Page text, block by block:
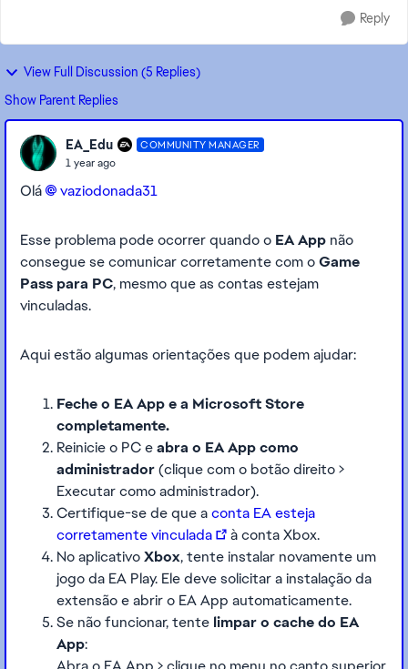
Reply
View Full Discussion (5 Replies)
Show Parent Replies
EA_Edu COMMUNITY MANAGER
1 year ago
Olá vaziodonada31​
Esse problema pode ocorrer quando o EA App não
consegue se comunicar corretamente com oGame
Pass para PC, mesmo que as contas estejam
vinculadas.
Aqui estão algumas orientações que podem ajudar:
Feche o EA App e a Microsoft Store
completamente.
Reinicie o PC eabra o EA App como
administrador(clique com o botão direito >
Executar como administrador).
Certifique-se de que aconta EA esteja
corretamente vinculada
à conta Xbox.
No aplicativoXbox, tente instalar novamente um
jogo da EA Play. Ele deve solicitar a instalação da
extensão e abrir o EA App automaticamente.
Se não funcionar, tente limpar o cache do EA
App: